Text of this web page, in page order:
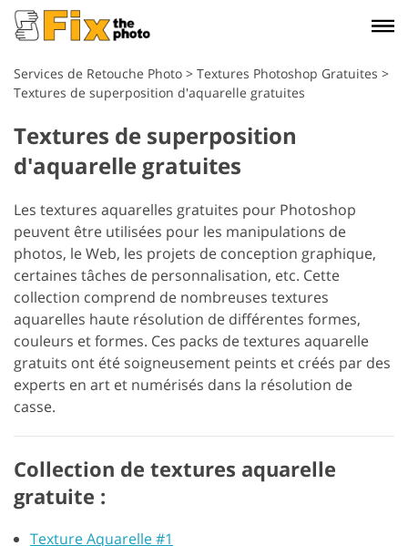
Services de Retouche Photo > Textures Photoshop Gratuites >
Textures de superposition d'aquarelle gratuites
Textures de superposition
d'aquarelle gratuites
Les textures aquarelles gratuites pour Photoshop
peuvent être utilisées pour les manipulations de
photos, le Web, les projets de conception graphique,
certaines tâches de personnalisation, etc. Cette
collection comprend de nombreuses textures
aquarelles haute résolution de différentes formes,
couleurs et formes. Ces packs de textures aquarelle
gratuits ont été soigneusement peints et créés par des
experts en art et numérisés dans la résolution de
casse.
Collection de textures aquarelle
gratuite :
Texture Aquarelle #1